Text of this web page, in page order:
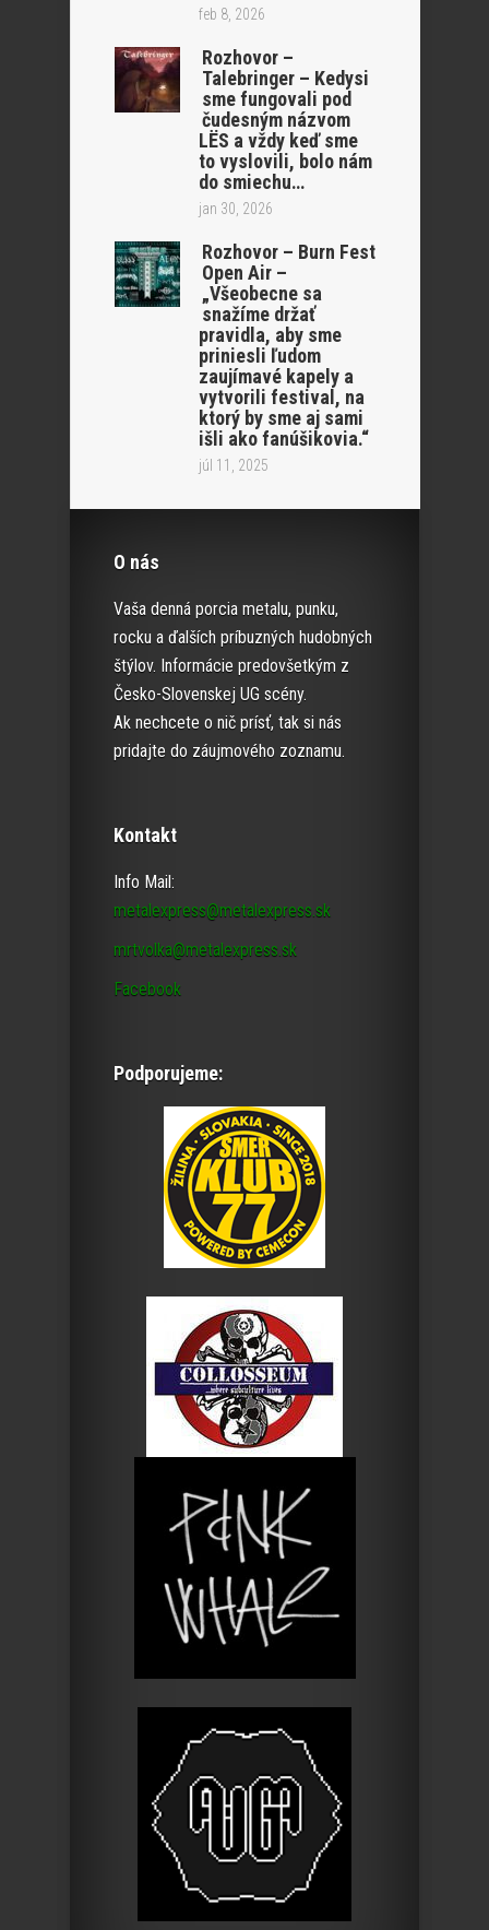
feb 8, 2026
Rozhovor –
Talebringer – Kedysi
sme fungovali pod
čudesným názvom
LËS a vždy keď sme
to vyslovili, bolo nám
do smiechu…
jan 30, 2026
Rozhovor – Burn Fest
Open Air –
„Všeobecne sa
snažíme držať
pravidla, aby sme
priniesli ľudom
zaujímavé kapely a
vytvorili festival, na
ktorý by sme aj sami
išli ako fanúšikovia.“
júl 11, 2025
O nás
Vaša denná porcia metalu, punku,
rocku a ďalších príbuzných hudobných
štýlov. Informácie predovšetkým z
Česko-Slovenskej UG scény.
Ak nechcete o nič prísť, tak si nás
pridajte do záujmového zoznamu.
Kontakt
Info Mail:
metalexpress@metalexpress.sk
mrtvolka@metalexpress.sk
Facebook
Podporujeme: